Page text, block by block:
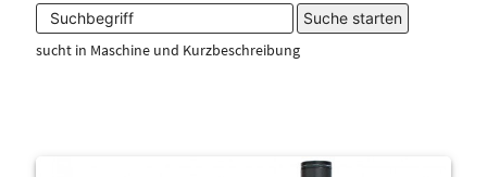
sucht in Maschine und Kurzbeschreibung